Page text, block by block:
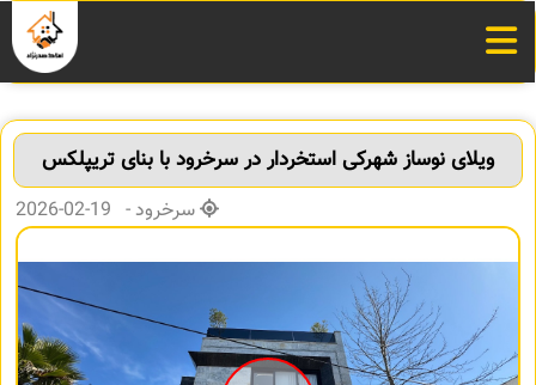
ویلای نوساز شهرکی استخردار در سرخرود با بنای تریپلکس
سرخرود - 19-02-2026